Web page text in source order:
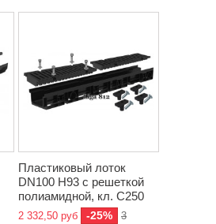
Пластиковый лоток
DN100 H93 с решеткой
полиамидной, кл. C250
2 332,50 руб -25%
3